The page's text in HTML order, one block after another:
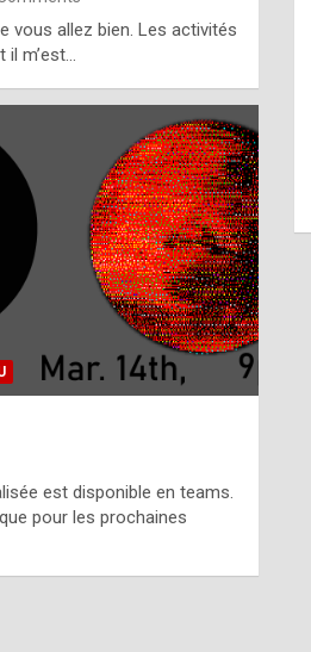
vous allez bien. Les activités
m’est…
est disponible en teams.
pour les prochaines